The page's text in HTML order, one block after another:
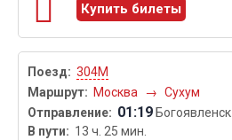
Купить билеты
304М
Москва
→ Сухум
01:19 Богоявленск
13 ч. 25 мин.